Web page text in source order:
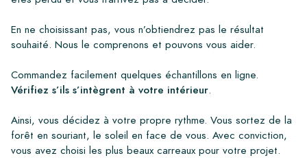
En ne choisissant pas, vous n’obtiendrez pas le résultat
souhaité. Nous le comprenons et pouvons vous aider.
Commandez facilement quelques échantillons en ligne.
Vérifiez s’ils s’intègrent à votre intérieur.
Ainsi, vous décidez à votre propre rythme. Vous sortez de la
forêt en souriant, le soleil en face de vous. Avec conviction,
vous avez choisi les plus beaux carreaux pour votre projet.